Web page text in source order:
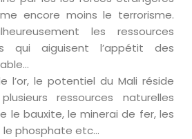
encore moins le terrorisme.
les ressources
qui aiguisent l’appétit des
l’or, le potentiel du Mali réside
ressources naturelles
le bauxite, le minerai de fer, les
phosphate etc…